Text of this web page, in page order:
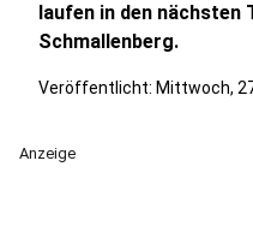
laufen in den nächsten
Schmallenberg.
Veröffentlicht: Mittwoch,
Anzeige